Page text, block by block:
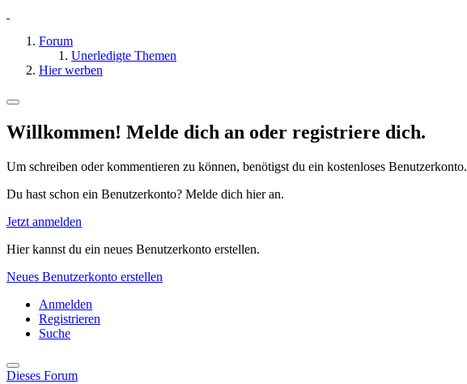
Forum
Unerledigte Themen
Hier werben
Willkommen! Melde dich an oder registriere dich.
Um schreiben oder kommentieren zu können, benötigst du ein kostenloses Benutzerkonto.
Du hast schon ein Benutzerkonto? Melde dich hier an.
Jetzt anmelden
Hier kannst du ein neues Benutzerkonto erstellen.
Neues Benutzerkonto erstellen
Anmelden
Registrieren
Suche
Dieses Forum